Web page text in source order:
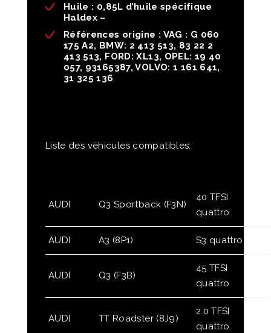
Huile : 0,85L d’huile spécifique
Haldex –
Références origine : VAG : G 060
175 A2, BMW: 2 413 513, 83 22 2
413 513, FORD: XL13, OPEL: 19 40
057, 93165387, VOLVO: 1 161 641,
31 325 136
Liste des véhicules compatibles:
AUDI Q3 Sportback (F3N)
40 TFSI
quattro
AUDI A3 (8P1) S3 quattro
AUDI Q3 (F3B)
45 TFSI
quattro
AUDI TT Roadster (8J9)
2.0 TFSI
quattro